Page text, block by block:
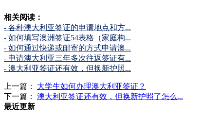
相关阅读：
- 各种澳大利亚签证的申请地点和方...
- 如何填写澳洲签证54表格（家庭构...
- 如何通过快递或邮寄的方式申请澳...
- 申请澳大利亚三年多次往返签证有...
- 澳大利亚签证还有效，但换新护照...
上一篇： 大学生如何办理澳大利亚签证？
下一篇： 澳大利亚签证还有效，但换新护照了怎么...
最近更新